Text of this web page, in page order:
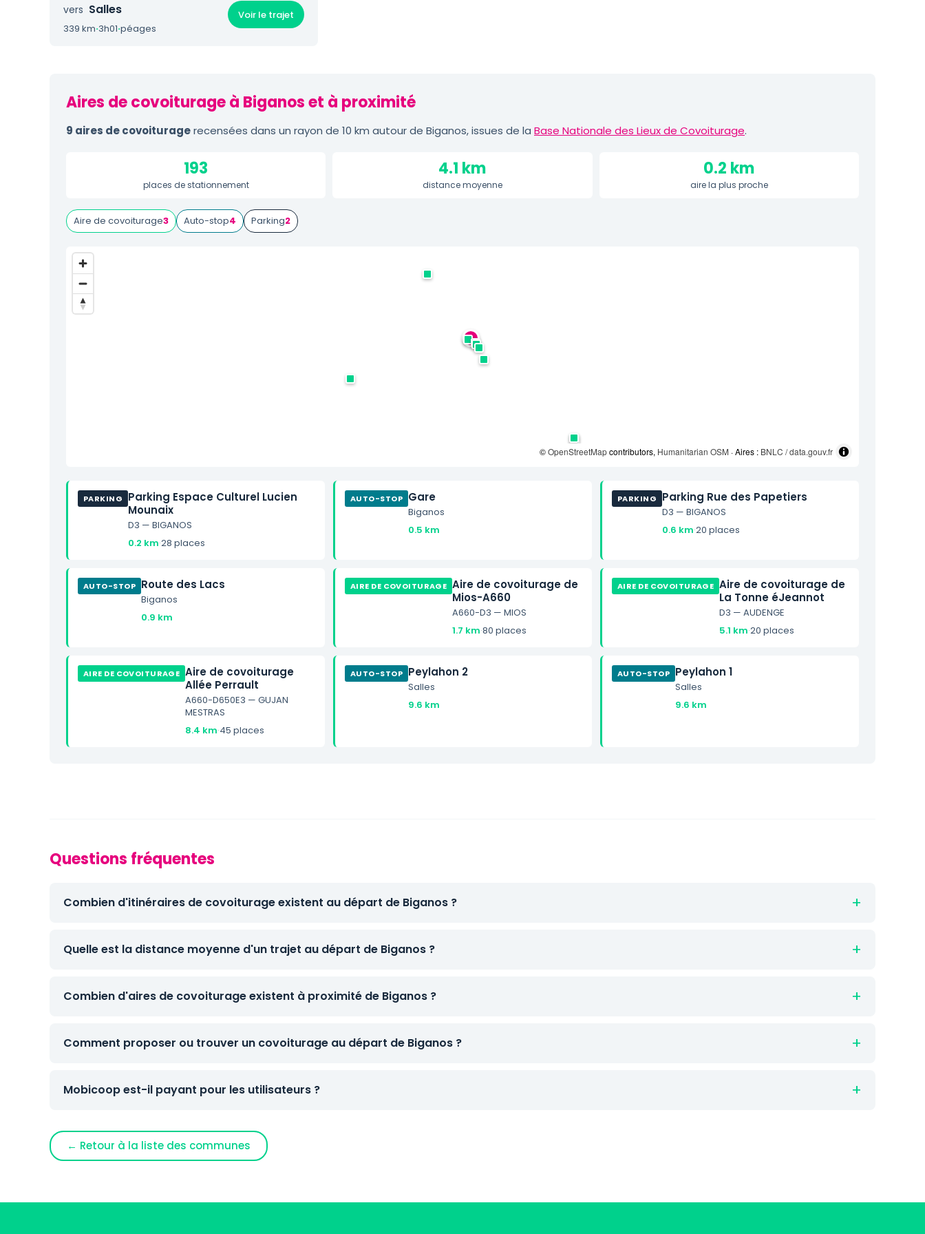
vers Salles
339 km·3h01·péages
Voir le trajet
Aires de covoiturage à Biganos et à proximité
9 aires de covoituragerecensées dans un rayon de 10 km autour de Biganos, issues de la Base Nationale des Lieux de Covoiturage.
193
places de stationnement
4.1 km
distance moyenne
0.2 km
aire la plus proche
Aire de covoiturage3 Auto-stop4 Parking2
©OpenStreetMapcontributors, Humanitarian OSM · Aires : BNLC / data.gouv.fr
PARKING
Parking Espace Culturel Lucien
Mounaix
D3 — BIGANOS
0.2 km·28 places
AUTO-STOP Gare
Biganos
0.5 km
PARKING Parking Rue des Papetiers
D3 — BIGANOS
0.6 km·20 places
AUTO-STOP Route des Lacs
Biganos
0.9 km
AIRE DE COVOITURAGE Aire de covoiturage de
Mios-A660
A660-D3 — MIOS
1.7 km·80 places
AIRE DE COVOITURAGE Aire de covoiturage de
La Tonne éJeannot
D3 — AUDENGE
5.1 km·20 places
AIRE DE COVOITURAGE Aire de covoiturage
Allée Perrault
A660-D650E3 — GUJAN
MESTRAS
8.4 km·45 places
AUTO-STOP Peylahon 2
Salles
9.6 km
AUTO-STOP Peylahon 1
Salles
9.6 km
Questions fréquentes
Combien d'itinéraires de covoiturage existent au départ de Biganos ?
Quelle est la distance moyenne d'un trajet au départ de Biganos ?
Combien d'aires de covoiturage existent à proximité de Biganos ?
Comment proposer ou trouver un covoiturage au départ de Biganos ?
Mobicoop est-il payant pour les utilisateurs ?
← Retour à la liste des communes